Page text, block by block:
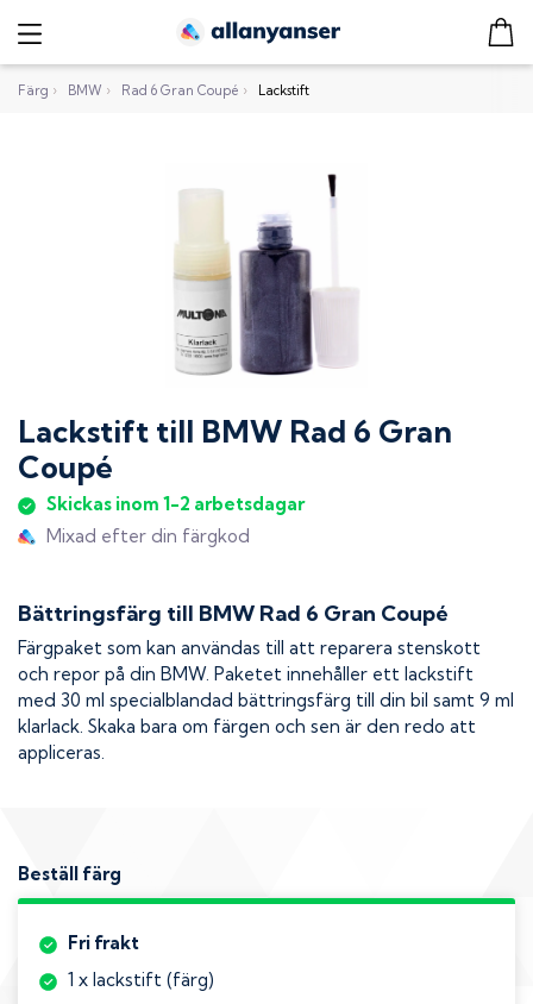
Färg › BMW › Rad 6 Gran Coupé › Lackstift
Lackstift till BMW Rad 6 Gran
Coupé
Skickas inom 1-2 arbetsdagar
Mixad efter din färgkod
Bättringsfärg till BMW Rad 6 Gran Coupé
Färgpaket som kan användas till att reparera stenskott
och repor på din BMW. Paketet innehåller ett lackstift
med 30 ml specialblandad bättringsfärg till din bil samt 9 ml
klarlack. Skaka bara om färgen och sen är den redo att
appliceras.
Beställ färg
Fri frakt
1 x lackstift (färg)